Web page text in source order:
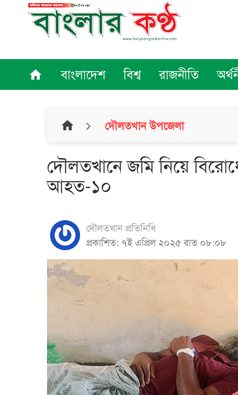
home বাংলাদেশ বিশ্ব রাজনীতি
home দৌলতখান উপজেলা
দৌলতখানে জমি নিয়ে
আহত-১০
দৌলতখান প্রতিনিধি
প্রকাশিত: ৭ই এপ্রিল ২০২৫ রাত ০৮:০৮